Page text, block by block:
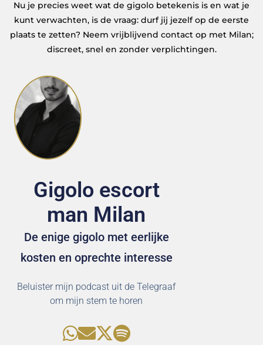
Nu je precies weet wat de gigolo betekenis is en wat je
kunt verwachten, is de vraag: durf jij jezelf op de eerste
plaats te zetten? Neem vrijblijvend contact op met Milan;
discreet, snel en zonder verplichtingen.
Gigolo escort
man Milan
De enige gigolo met eerlijke
kosten en oprechte interesse
Beluister mijn podcast uit de Telegraaf
om mijn stem te horen